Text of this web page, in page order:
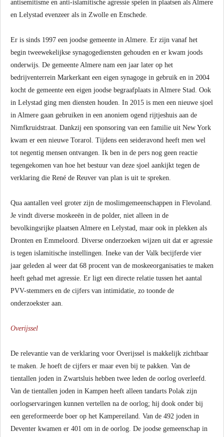
antisemitisme en anti-islamitische agressie spelen in plaatsen als Almere
en Lelystad evenzeer als in Zwolle en Enschede.
Er is sinds 1997 een joodse gemeente in Almere. Er zijn vanaf het
begin tweewekelijkse synagogediensten gehouden en er kwam joods
onderwijs. De gemeente Almere nam een jaar later op het
bedrijventerrein Markerkant een eigen synagoge in gebruik en in 2004
kocht de gemeente een eigen joodse begraafplaats in Almere Stad. Ook
in Lelystad ging men diensten houden. In 2015 is men een nieuwe sjoel
in Almere gaan gebruiken in een anoniem ogend rijtjeshuis aan de
Nimfkruidstraat. Dankzij een sponsoring van een familie uit New York
kwam er een nieuwe Torarol. Tijdens een seideravond heeft men wel
tot negentig mensen ontvangen. Ik ben in de pers nog geen reactie
tegengekomen van hoe het bestuur van deze sjoel aankijkt tegen de
verklaring die René de Reuver van plan is uit te spreken.
Qua aantallen veel groter zijn de moslimgemeenschappen in Flevoland.
Je vindt diverse moskeeën in de polder, niet alleen in de
bevolkingsrijke plaatsen Almere en Lelystad, maar ook in plekken als
Dronten en Emmeloord. Diverse onderzoeken wijzen uit dat er agressie
is tegen islamitische instellingen. Ineke van der Valk becijferde vier
jaar geleden al weer dat 68 procent van de moskeeorganisaties te maken
heeft gehad met agressie. Er ligt een directe relatie tussen het aantal
PVV-stemmers en de cijfers van intimidatie, zo toonde de
onderzoekster aan.
Overijssel
De relevantie van de verklaring voor Overijssel is makkelijk zichtbaar
te maken. Je hoeft de cijfers er maar even bij te pakken. Van de
tientallen joden in Zwartsluis hebben twee leden de oorlog overleefd.
Van de tientallen joden in Kampen heeft alleen tandarts Polak zijn
oorlogservaringen kunnen vertellen na de oorlog; hij dook onder bij
een gereformeerde boer op het Kampereiland. Van de 492 joden in
Deventer kwamen er 401 om in de oorlog. De joodse gemeenschap in